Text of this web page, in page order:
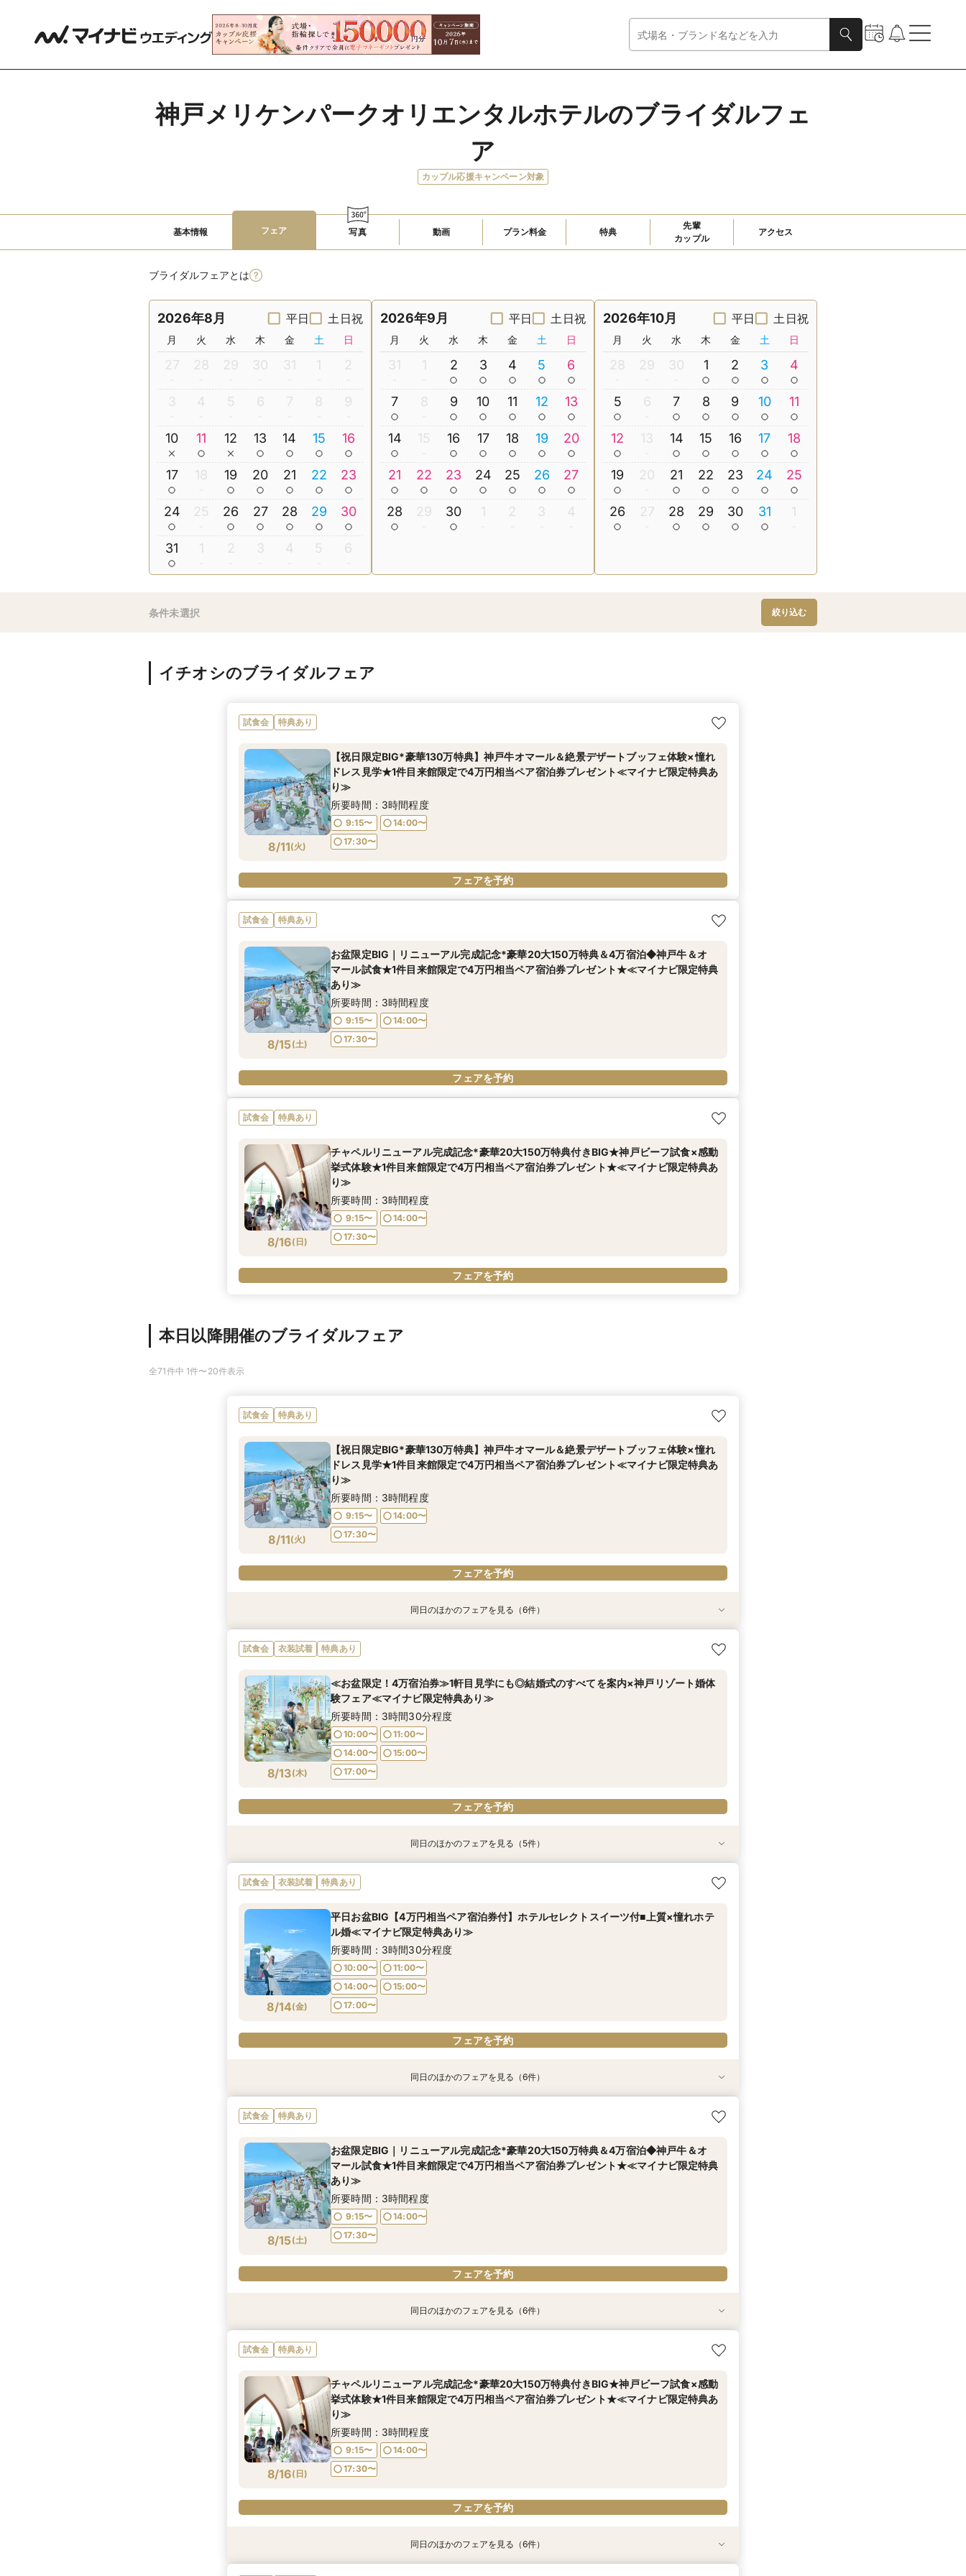
神戸メリケンパークオリエンタルホテルのブライダルフェ
ア
カップル応援キャンペーン対象
基本情報 フェア 写真 動画 プラン料金 特典
先輩
カップル
アクセス
ブライダルフェアとは
2026年8月 平日 土日祝
月 火 水 木 金 土 日
27 28 29 30 31 1 2
3 4 5 6 7 8 9
10 11 12 13 14 15 16
17 18 19 20 21 22 23
24 25 26 27 28 29 30
31 1 2 3 4 5 6
2026年9月 平日 土日祝
月 火 水 木 金 土 日
31 1 2 3 4 5 6
7 8 9 10 11 12 13
14 15 16 17 18 19 20
21 22 23 24 25 26 27
28 29 30 1 2 3 4
2026年10月 平日 土日祝
月 火 水 木 金 土 日
28 29 30 1 2 3 4
5 6 7 8 9 10 11
12 13 14 15 16 17 18
19 20 21 22 23 24 25
26 27 28 29 30 31 1
条件未選択 絞り込む
イチオシのブライダルフェア
試食会 特典あり
8/11(火)
【祝日限定BIG*豪華130万特典】神戸牛オマール＆絶景デザートブッフェ体験×憧れ
ドレス見学★1件目来館限定で4万円相当ペア宿泊券プレゼント≪マイナビ限定特典あ
り≫
所要時間：3時間程度
9:15〜
14:00〜
17:30〜
フェアを予約
試食会 特典あり
8/15(土)
お盆限定BIG｜リニューアル完成記念*豪華20大150万特典＆4万宿泊◆神戸牛＆オ
マール試食★1件目来館限定で4万円相当ペア宿泊券プレゼント★≪マイナビ限定特典
あり≫
所要時間：3時間程度
9:15〜
14:00〜
17:30〜
フェアを予約
試食会 特典あり
8/16( 日)
チャペルリニューアル完成記念*豪華20大150万特典付きBIG★神戸ビーフ試食×感動
挙式体験★1件目来館限定で4万円相当ペア宿泊券プレゼント★≪マイナビ限定特典あ
り≫
所要時間：3時間程度
9:15〜
14:00〜
17:30〜
フェアを予約
本日以降開催のブライダルフェア
全71件中 1件〜20件表示
試食会 特典あり
8/11(火)
【祝日限定BIG*豪華130万特典】神戸牛オマール＆絶景デザートブッフェ体験×憧れ
ドレス見学★1件目来館限定で4万円相当ペア宿泊券プレゼント≪マイナビ限定特典あ
り≫
所要時間：3時間程度
9:15〜
14:00〜
17:30〜
フェアを予約
8/11(火)
【初見学の方にオススメ◎】費用の相談×イメージ体験で安心相談＋無料試食付│マイ
所要時間：3時間程度
9:15〜
14:00〜
17:30〜
8/11(火)
【料理重視派必見】神戸牛など厳選食材のコース試食×感動の挙式体験×特典付フェ
所要時間：3時間程度
9:15〜
14:00〜
17:30〜
8/11(火)
【2万円相当コース試食付】少人数＆家族婚フェア≪ガラスのチャペルと正統派大聖
場！好みに合わせて選べるのが魅力！≫
所要時間：3時間程度
9:15〜
14:00〜
17:30〜
8/11(火)
【2件目以降の見学◎】1日3組限定◆会場&見積もり徹底比較で安心◆贅沢コース試
所要時間：3時間程度
9:15〜
14:00〜
17:30〜
8/11(火)
＼新プラン発表*2026年内限定／★お得に叶える神戸絶景リゾート婚≪マイナビ限定
所要時間：3時間程度
9:15〜
14:00〜
17:30〜
8/11(火)
お盆期間限定！【遠方カップル＆地元婚フェア】帰省中にスムーズな見学を★特典＆
所要時間：3時間程度
9:15〜
14:00〜
17:30〜
同日のほかのフェアを見る（6件）
試食会 衣装試着 特典あり
8/13(木)
≪お盆限定！4万宿泊券≫1軒目見学にも◎結婚式のすべてを案内×神戸リゾート婚体
験フェア≪マイナビ限定特典あり≫
所要時間：3時間30分程度
10:00〜
11:00〜
14:00〜
15:00〜
17:00〜
フェアを予約
8/13(木)
【6名65万円】宿泊券＆ドレス特典＆スイーツ付き少人数フェア≪マイナビ限定特典
所要時間：3時間30分程度
10:00〜
11:00〜
14:00〜
15:00〜
17:00〜
8/13(木)
お盆期間限定！【遠方カップル＆地元婚フェア】帰省中にスムーズな見学を★特典付
所要時間：3時間30分程度
10:00〜
11:00〜
14:00〜
15:00〜
17:00〜
8/13(木)
【挙式のみorフォト婚をご検討の方へ】宿泊付きお得プランご案内♪
10:00〜
11:00〜
14:00〜
15:00〜
17:00〜
8/13(木)
＼新プラン発表*2026年内限定／★お得に叶える神戸絶景リゾート婚≪マイナビ限定
所要時間：3時間30分程度
10:00〜
11:00〜
14:00〜
15:00〜
17:00〜
8/13(木)
＜花嫁体験◎4万宿泊券×衣裳優待＞ブランドドレス試着×挙式体験│マイナビ限定特
所要時間：3時間30分程度
10:00〜
11:00〜
14:00〜
15:00〜
17:00〜
同日のほかのフェアを見る（5件）
試食会 衣装試着 特典あり
8/14(金)
平日お盆BIG【4万円相当ペア宿泊券付】ホテルセレクトスイーツ付■上質×憧れホテ
ル婚≪マイナビ限定特典あり≫
所要時間：3時間30分程度
10:00〜
11:00〜
14:00〜
15:00〜
17:00〜
フェアを予約
8/14(金)
＜1件目見学の方に◎結婚式のすべてをご案内＞宿泊券付×神戸リゾート体験フェア≪
所要時間：3時間30分程度
10:00〜
11:00〜
14:00〜
17:00〜
8/14(金)
【6名65万円】宿泊券＆ドレス特典＆スイーツ付き少人数フェア≪マイナビ限定特典
所要時間：3時間30分程度
10:00〜
11:00〜
14:00〜
17:00〜
8/14(金)
お盆期間限定！【遠方カップル＆地元婚フェア】帰省中にスムーズな見学を★特典付
所要時間：3時間30分程度
10:00〜
11:00〜
14:00〜
17:00〜
8/14(金)
10:00〜
11:00〜
14:00〜
15:00〜
17:00〜
8/14(金)
＼新プラン発表*2026年内限定／★お得に叶える神戸絶景リゾート婚≪マイナビ限定
所要時間：3時間30分程度
10:00〜
11:00〜
14:00〜
17:00〜
8/14(金)
＜花嫁体験◎4万宿泊券×衣裳優待＞ブランドドレス試着×挙式体験│マイナビ限定特
所要時間：3時間30分程度
10:00〜
11:00〜
14:00〜
17:00〜
同日のほかのフェアを見る（6件）
試食会 特典あり
8/15(土)
お盆限定BIG｜リニューアル完成記念*豪華20大150万特典＆4万宿泊◆神戸牛＆オ
マール試食★1件目来館限定で4万円相当ペア宿泊券プレゼント★≪マイナビ限定特典
あり≫
所要時間：3時間程度
9:15〜
14:00〜
17:30〜
フェアを予約
8/15(土)
【初見学の方にオススメ◎】費用の相談×イメージ体験で安心相談＋無料試食付│マイ
所要時間：3時間程度
9:15〜
14:00〜
17:30〜
8/15(土)
【料理重視派必見】神戸牛など厳選食材のコース試食×感動の挙式体験×特典付フェ
所要時間：3時間程度
9:15〜
14:00〜
17:30〜
8/15(土)
【2万円相当コース試食付】少人数＆家族婚フェア≪ガラスのチャペルと正統派大聖
場！好みに合わせて選べるのが魅力！≫
所要時間：3時間程度
9:15〜
17:30〜
8/15(土)
所要時間：3時間程度
9:15〜
14:00〜
17:30〜
8/15(土)
＼新プラン発表*2026年内限定／★お得に叶える神戸絶景リゾート婚≪マイナビ限定
所要時間：3時間程度
9:15〜
14:00〜
17:30〜
8/15(土)
お盆期間限定！【遠方カップル＆地元婚フェア】帰省中にスムーズな見学を★特典＆
所要時間：3時間程度
9:15〜
14:00〜
17:30〜
同日のほかのフェアを見る（6件）
試食会 特典あり
8/16( 日)
チャペルリニューアル完成記念*豪華20大150万特典付きBIG★神戸ビーフ試食×感動
挙式体験★1件目来館限定で4万円相当ペア宿泊券プレゼント★≪マイナビ限定特典あ
り≫
所要時間：3時間程度
9:15〜
14:00〜
17:30〜
フェアを予約
同日のほかのフェアを見る（6件）